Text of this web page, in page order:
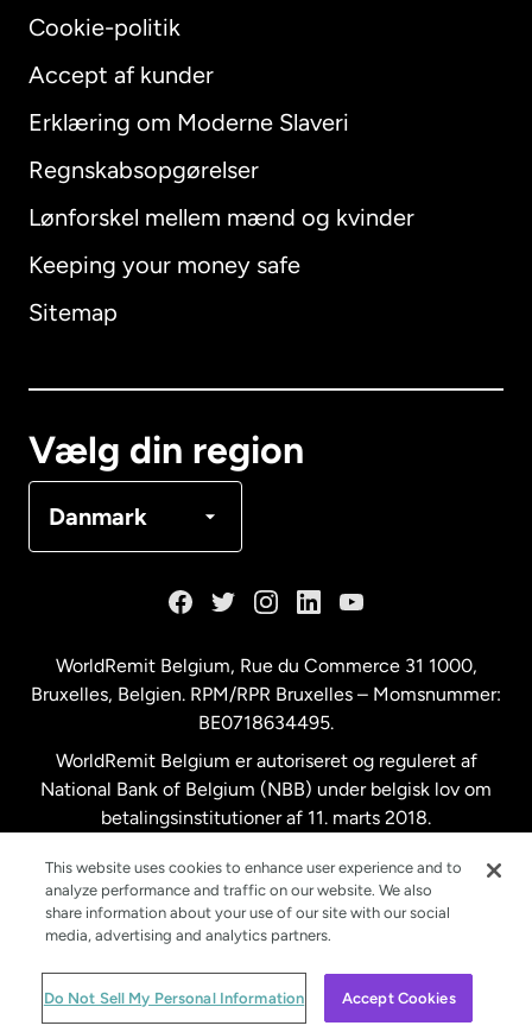
Cookie-politik
Accept af kunder
Erklæring om Moderne Slaveri
Regnskabsopgørelser
Lønforskel mellem mænd og kvinder
Keeping your money safe
Sitemap
Vælg din region
Danmark
International English
Australien
Malaysia
New Zealand
Spanien
Storbritannien
Sverige
WorldRemit Belgium, Rue du Commerce 31 1000,
Bruxelles, Belgien. RPM/RPR Bruxelles – Momsnummer:
BE0718634495.
WorldRemit Belgium er autoriseret og reguleret af
National Bank of Belgium (NBB) under belgisk lov om
betalingsinstitutioner af 11. marts 2018.
© WorldRemit 2024
This website uses cookies to enhance user experience and to
analyze performance and traffic on our website. We also
share information about your use of our site with our social
media, advertising and analytics partners.
Do Not Sell My Personal Information Accept Cookies